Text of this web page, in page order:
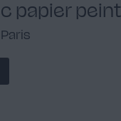
papier peint